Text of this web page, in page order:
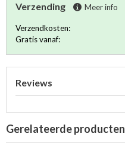
Verzending Meer info
Verzendkosten:
Gratis vanaf:
Reviews
Gerelateerde producten